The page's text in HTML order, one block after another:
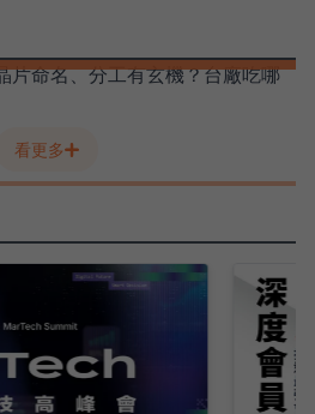
片命名、分工有玄機？台廠吃哪
看更多